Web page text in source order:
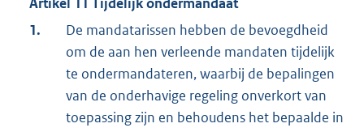
Artikel 11 Tijdelijk ondermandaat
1.
De mandatarissen hebben de bevoegdheid
om de aan hen verleende mandaten tijdelijk
te ondermandateren, waarbij de bepalingen
van de onderhavige regeling onverkort van
toepassing zijn en behoudens het bepaalde in